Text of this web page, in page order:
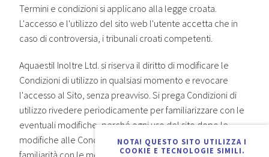
Termini e condizioni si applicano alla legge croata.
L'accesso e l'utilizzo del sito web l'utente accetta che in
caso di controversia, i tribunali croati competenti.
Aquaestil Inoltre Ltd. si riserva il diritto di modificare le
Condizioni di utilizzo in qualsiasi momento e revocare
l'accesso al Sito, senza preavviso. Si prega Condizioni di
utilizzo rivedere periodicamente per familiarizzare con le
eventuali modifiche, perché ogni uso del sito dopo le
modifiche alle Condizioni di utilizzo significa che si ha
familiarità con le modifiche e che capiscono e pienamente
NOTA! QUESTO SITO UTILIZZA I
COOKIE E TECNOLOGIE SIMILI.